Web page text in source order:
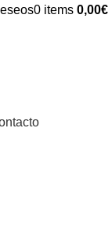
0 items 0,00€